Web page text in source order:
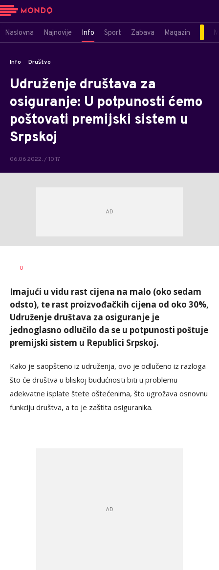
Naslovna Najnovije Info Sport Zabava Magazin
Info Društvo
Udruženje društava za
osiguranje: U potpunosti ćemo
poštovati premijski sistem u
Srpskoj
06.06.2022. / 10:17
AUTOR
0
Imajući u vidu rast cijena na malo (oko sedam
odsto), te rast proizvođačkih cijena od oko 30%,
Udruženje društava za osiguranje je
jednoglasno odlučilo da se u potpunosti poštuje
premijski sistem u Republici Srpskoj.
Kako je saopšteno iz udruženja, ovo je odlučeno iz razloga
što će društva u bliskoj budućnosti biti u problemu
adekvatne isplate štete oštećenima, što ugrožava osnovnu
funkciju društva, a to je zaštita osiguranika.